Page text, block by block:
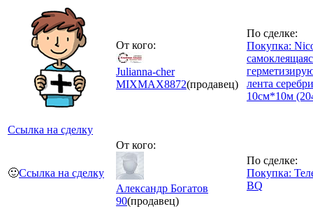
Ссылка на сделку
От кого:
Julianna-cher
MIXMAX8872(продавец)
По сделке:
Покупка:
лента
10см*10м
🙂Ссылка на сделку
От кого:
Александр Богатов
90(продавец)
По сделке:
Покупка:
BQ